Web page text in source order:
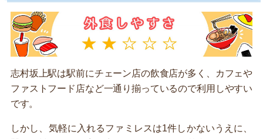
志村坂上駅は駅前にチェーン店の飲食店が多く、カフェや
ファストフード店など一通り揃っているので利用しやすい
です。
しかし、気軽に入れるファミレスは1件しかないうえに、